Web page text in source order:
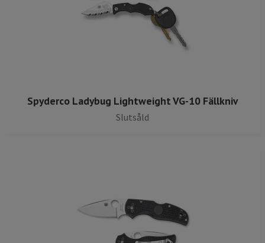
Spyderco Ladybug Lightweight VG-10 Fällkniv
Slutsåld